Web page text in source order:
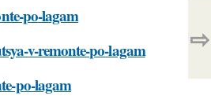
po-lagam
v-remonte-po-lagam
po-lagam
⇨